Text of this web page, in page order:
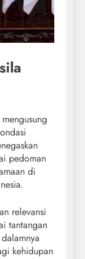
pedoman
di
relevansi
tantangan
kehidupan